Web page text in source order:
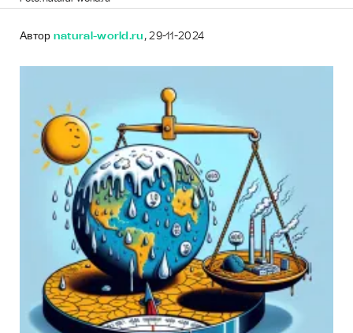
Автор natural-world.ru , 29-11-2024